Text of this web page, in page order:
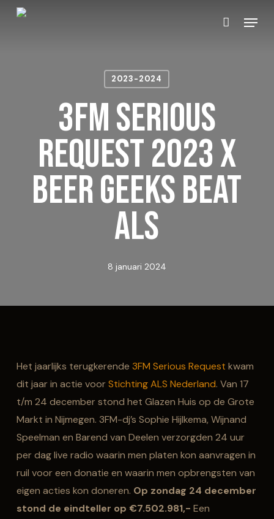
Skip
Menu
Close
2023-2024
3FM Serious
Request 2023 X
Beer Geeks Beat
ALS
8 januari 2024
Het jaarlijks terugkerende 3FM Serious Request kwam
dit jaar in actie voorStichting ALS Nederland. Van 17
t/m 24 december stond het Glazen Huis op de Grote
Markt in Nijmegen. 3FM-dj’s Sophie Hijlkema, Wijnand
Speelman en Barend van Deelen verzorgden 24 uur
per dag live radio waarin men platen kon aanvragen in
ruil voor een donatie en waarin men opbrengsten van
eigen acties kon doneren. Op zondag 24 december
stond de eindteller op €7.502.981,- Een